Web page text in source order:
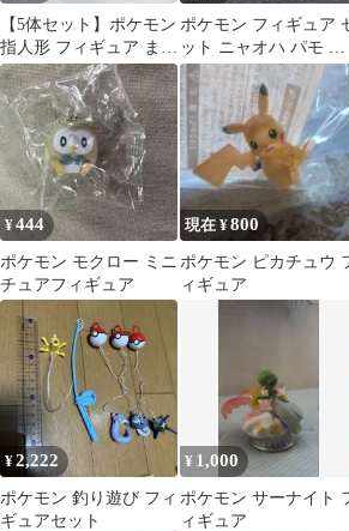
【5体セット】ポケモン
指人形 フィギュア まと
め売り
ポケモン フィギュア
ット ニャオハ パモ ロ
コン パピモッチ バル
ン
¥444
ポケモン モクロー ミニ
チュアフィギュア
現在 ¥800
ポケモン ピカチュウ
ィギュア
¥2,222
ポケモン 釣り遊び フィ
ギュアセット
¥ 1,000
ポケモン サーナイト
ィギュア